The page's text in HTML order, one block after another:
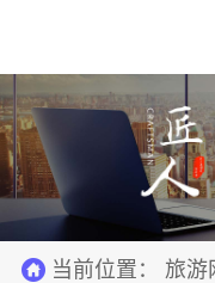
当前位置： 旅游